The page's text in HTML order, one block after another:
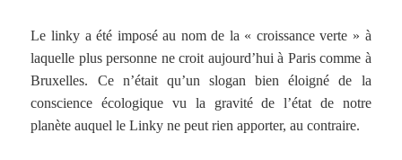
Le linky a été imposé au nom de la « croissance verte » à
laquelle plus personne ne croit aujourd’hui à Paris comme à
Bruxelles. Ce n’était qu’un slogan bien éloigné de la
conscience écologique vu la gravité de l’état de notre
planète auquel le Linky ne peut rien apporter, au contraire.